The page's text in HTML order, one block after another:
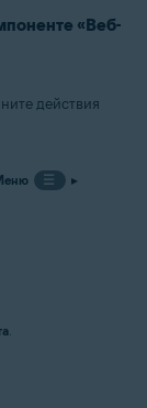
«Веб-
действия
☰
▸
.